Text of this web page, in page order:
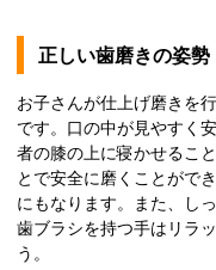
正しい歯磨きの姿勢
お子さんが仕上げ磨きを
です。口の中が見やすく
者の膝の上に寝かせるこ
とで安全に磨くことがで
にもなります。また、し
歯ブラシを持つ手はリラ
う。